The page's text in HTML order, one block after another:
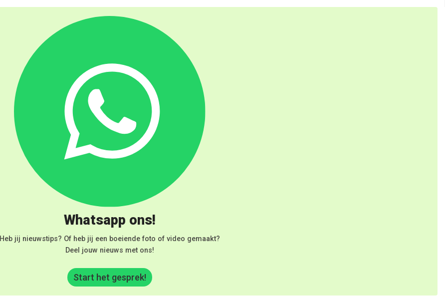
Whatsapp ons!
Heb jij nieuwstips? Of heb jij een boeiende foto of video gemaakt?
Deel jouw nieuws met ons!
Start het gesprek!